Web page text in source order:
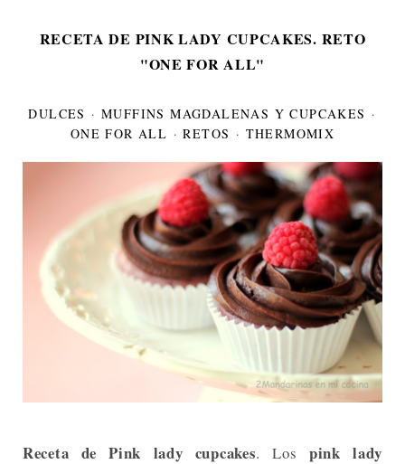
RECETA DE PINK LADY CUPCAKES. RETO
"ONE FOR ALL"
DULCES ·MUFFINS MAGDALENAS Y CUPCAKES ·
ONE FOR ALL ·RETOS · THERMOMIX
Receta de Pink lady cupcakes. Los pink lady